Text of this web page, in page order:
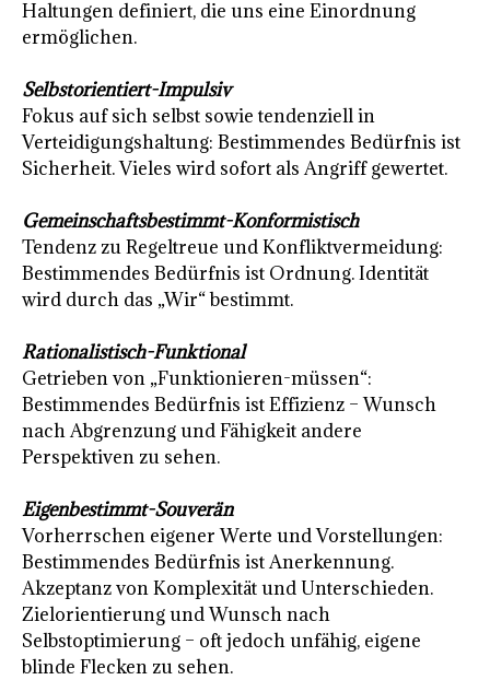
Haltungen definiert, die uns eine Einordnung
ermöglichen.
Selbstorientiert-Impulsiv
Fokus auf sich selbst sowie tendenziell in
Verteidigungshaltung: Bestimmendes Bedürfnis ist
Sicherheit. Vieles wird sofort als Angriff gewertet.
Gemeinschaftsbestimmt-Konformistisch
Tendenz zu Regeltreue und Konfliktvermeidung:
Bestimmendes Bedürfnis ist Ordnung. Identität
wird durch das „Wir“ bestimmt.
Rationalistisch-Funktional
Getrieben von „Funktionieren-müssen“:
Bestimmendes Bedürfnis ist Effizienz – Wunsch
nach Abgrenzung und Fähigkeit andere
Perspektiven zu sehen.
Eigenbestimmt-Souverän
Vorherrschen eigener Werte und Vorstellungen:
Bestimmendes Bedürfnis ist Anerkennung.
Akzeptanz von Komplexität und Unterschieden.
Zielorientierung und Wunsch nach
Selbstoptimierung – oft jedoch unfähig, eigene
blinde Flecken zu sehen.